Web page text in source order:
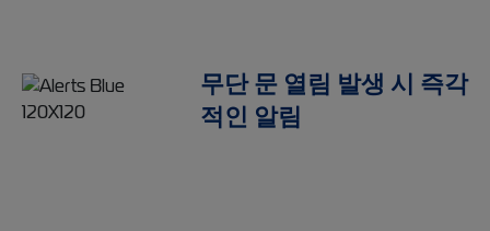
무단 문 열림 발생 시 즉각
적인 알림